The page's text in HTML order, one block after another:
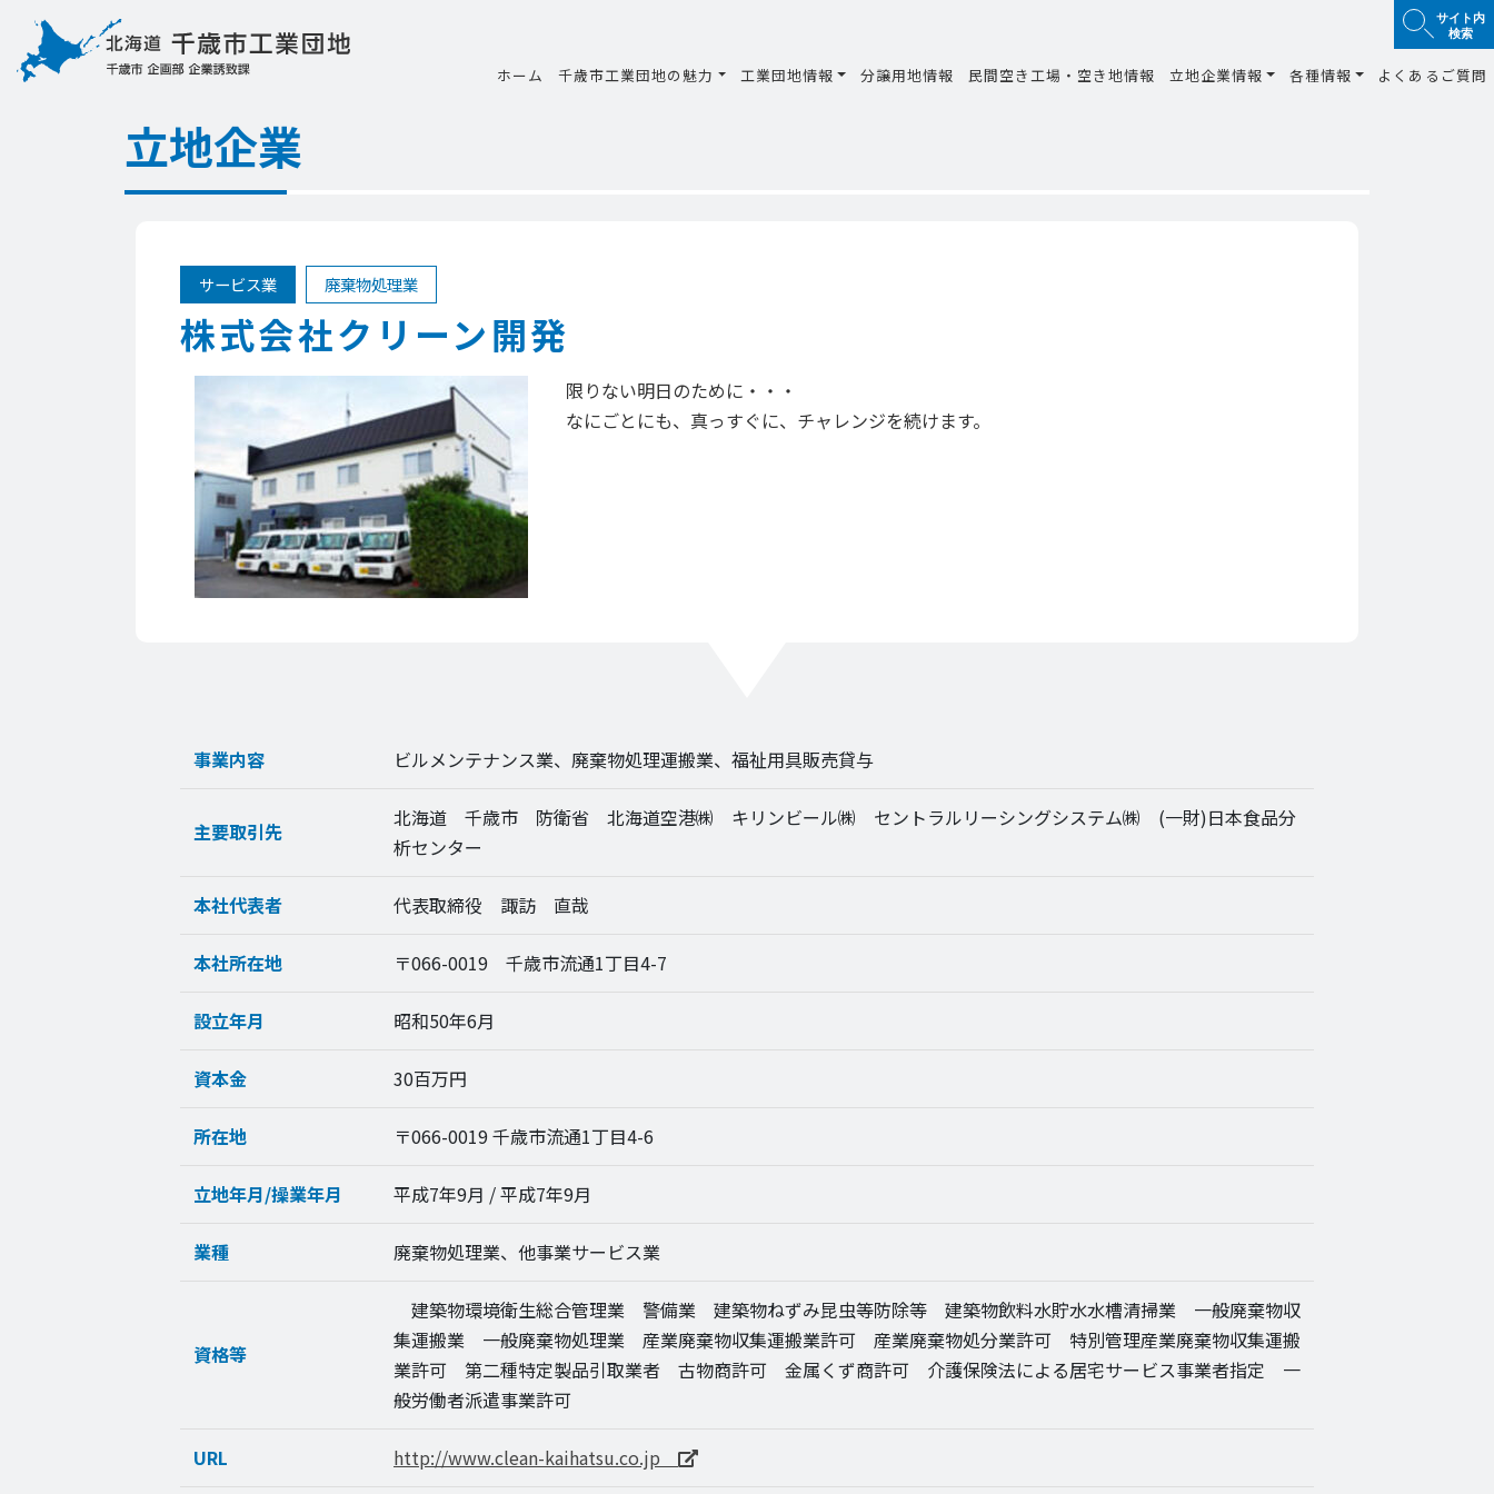
サイト内
検索
ホーム 千歳市工業団地の魅力 工業団地情報 分譲用地情報 民間空き工場・空き地情報 立地企業情報 各種情報 よくあるご質問
立地企業
サービス業 廃棄物処理業
株式会社クリーン開発
限りない明日のために・・・
なにごとにも、真っすぐに、チャレンジを続けます。
事業内容 ビルメンテナンス業、廃棄物処理運搬業、福祉用具販売貸与
主要取引先
北海道 千歳市 防衛省 北海道空港㈱ キリンビール㈱ セントラルリーシングシステム㈱ (一財)日本食品分
析センター
本社代表者 代表取締役 諏訪 直哉
本社所在地 〒066-0019 千歳市流通1丁目4-7
設立年月 昭和50年6月
資本金 30百万円
所在地 〒066-0019 千歳市流通1丁目4-6
立地年月/操業年月 平成7年9月 / 平成7年9月
業種 廃棄物処理業、他事業サービス業
資格等
建築物環境衛生総合管理業 警備業 建築物ねずみ昆虫等防除等 建築物飲料水貯水水槽清掃業 一般廃棄物収
集運搬業 一般廃棄物処理業 産業廃棄物収集運搬業許可 産業廃棄物処分業許可 特別管理産業廃棄物収集運搬
業許可 第二種特定製品引取業者 古物商許可 金属くず商許可 介護保険法による居宅サービス事業者指定 一
般労働者派遣事業許可
URL http://www.clean-kaihatsu.co.jp